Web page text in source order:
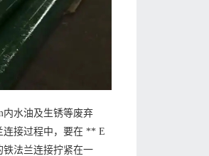
内水油及生锈等废弃
连接过程中，要在 ** E
铁法兰连接拧紧在一